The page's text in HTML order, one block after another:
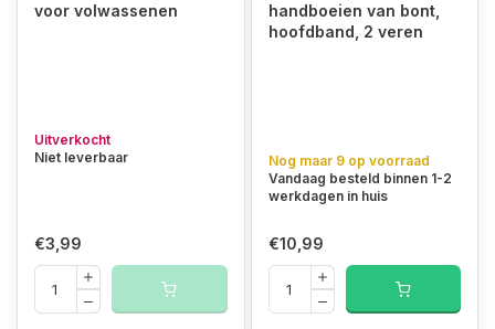
voor volwassenen
Uitverkocht
Niet leverbaar
€3,99
handboeien van bont,
hoofdband, 2 veren
Nog maar 9 op voorraad
Vandaag besteld binnen 1-2
werkdagen in huis
€10,99